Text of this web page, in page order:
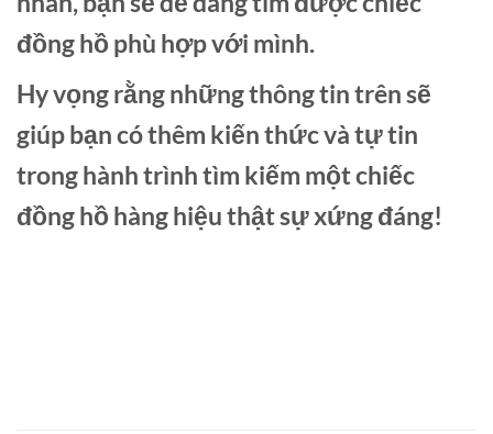
đồng hồ phù hợp với mình.
Hy vọng rằng những thông tin trên sẽ
giúp bạn có thêm kiến thức và tự tin
trong hành trình tìm kiếm một chiếc
đồng hồ hàng hiệu thật sự xứng đáng!